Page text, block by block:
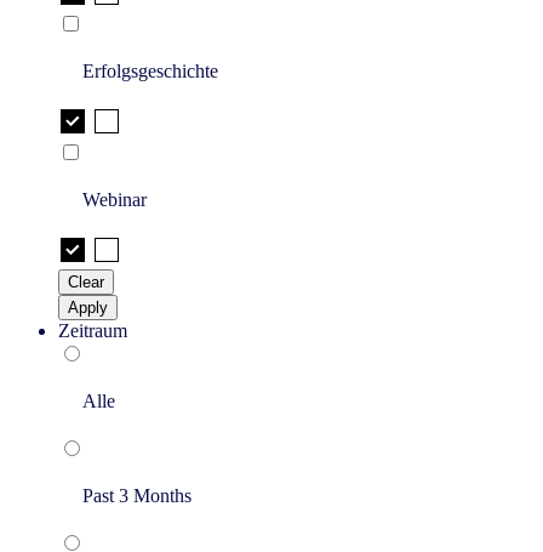
Erfolgsgeschichte
Webinar
Clear
Apply
Zeitraum
Alle
Past 3 Months